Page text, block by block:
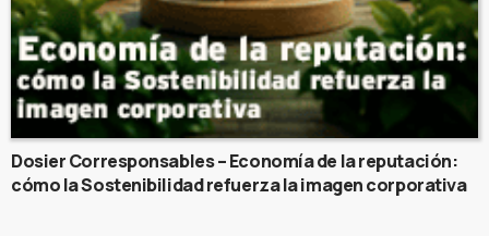
Dosier Corresponsables – Economía de la reputación:
cómo la Sostenibilidad refuerza la imagen corporativa